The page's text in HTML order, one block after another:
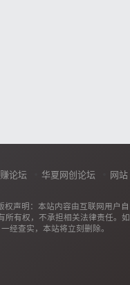
论坛 华夏网创论坛
网站
权声明：本站内容由互联网用户自
所有权，不承担相关法律责任。如
经查实，本站将立刻删除。